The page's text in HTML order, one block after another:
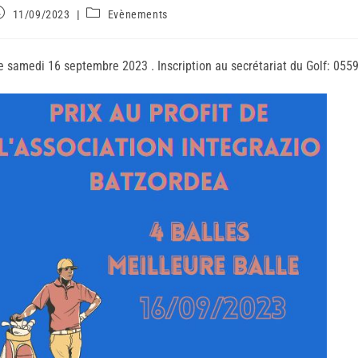
11/09/2023 Evènements
samedi 16 septembre 2023 . Inscription au secrétariat du Golf: